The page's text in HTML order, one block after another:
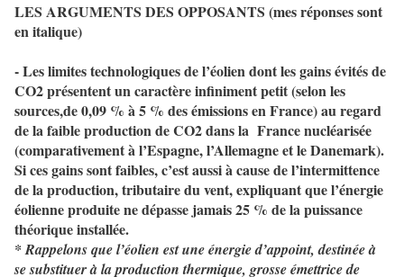
LES ARGUMENTS DES OPPOSANTS (mes réponses sont
en italique)
- Les limites technologiques de l’éolien dont les gains évités de
CO2 présentent un caractère infiniment petit (selon les
sources,de 0,09 % à 5 % des émissions en France) au regard
de la faible production de CO2 dans la France nucléarisée
(comparativement à l’Espagne, l’Allemagne et le Danemark).
Si ces gains sont faibles, c’est aussi à cause de l’intermittence
de la production, tributaire du vent, expliquant que l’énergie
éolienne produite ne dépasse jamais 25 % de la puissance
théorique installée.
* Rappelons que l’éolien est une énergie d’appoint, destinée à
se substituer à la production thermique, grosse émettrice de